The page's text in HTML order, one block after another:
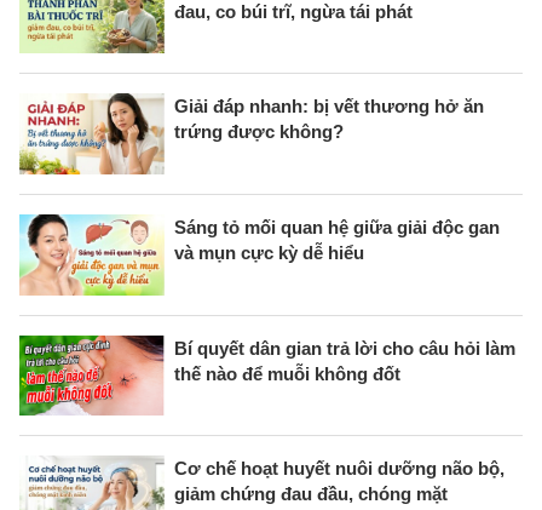
đau, co búi trĩ, ngừa tái phát
Giải đáp nhanh: bị vết thương hở ăn
trứng được không?
Sáng tỏ mối quan hệ giữa giải độc gan
và mụn cực kỳ dễ hiểu
Bí quyết dân gian trả lời cho câu hỏi làm
thế nào để muỗi không đốt
Cơ chế hoạt huyết nuôi dưỡng não bộ,
giảm chứng đau đầu, chóng mặt